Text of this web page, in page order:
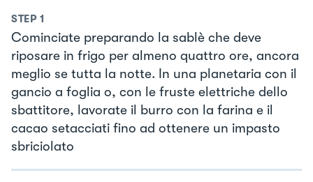
STEP 1
Cominciate preparando la sablè che deve
riposare in frigo per almeno quattro ore, ancora
meglio se tutta la notte. In una planetaria con il
gancio a foglia o, con le fruste elettriche dello
sbattitore, lavorate il burro con la farina e il
cacao setacciati fino ad ottenere un impasto
sbriciolato